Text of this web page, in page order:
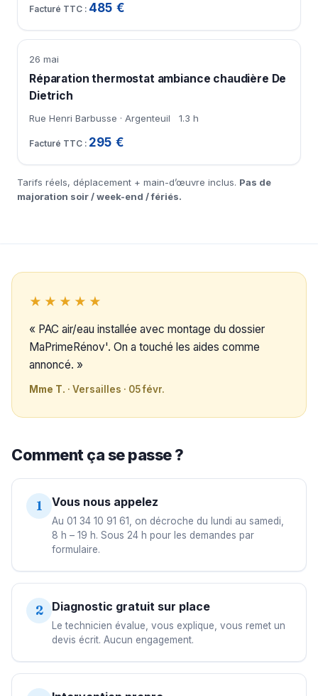
485 €
26 mai
Réparation thermostat ambiance chaudière De
Dietrich
Rue Henri Barbusse · Argenteuil 1.3 h
295 €
Tarifs réels, déplacement + main-d’œuvre inclus. Pas de
majoration soir / week-end / fériés.
★★★★★
« PAC air/eau installée avec montage du dossier
MaPrimeRénov'. On a touché les aides comme
annoncé. »
Mme T. · Versailles · 05 févr.
Comment ça se passe ?
1 Vous nous appelez
Au 01 34 10 91 61, on décroche du lundi au samedi,
8 h – 19 h. Sous 24 h pour les demandes par
formulaire.
2 Diagnostic gratuit sur place
Le technicien évalue, vous explique, vous remet un
devis écrit. Aucun engagement.